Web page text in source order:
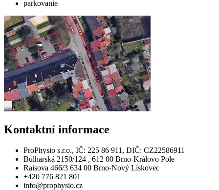
parkovanie
Kontaktní informace
ProPhysio s.r.o., IČ: 225 86 911, DIČ: CZ22586911
Bulharská 2150/124 , 612 00 Brno-Královo Pole
Raisova 466/3 634 00 Brno-Nový Lískovec
+420 776 821 801
info@prophysio.cz